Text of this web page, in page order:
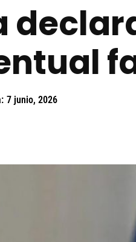
7 junio, 2026